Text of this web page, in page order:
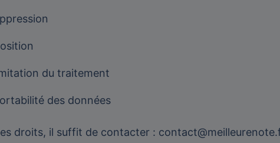
du traitement
des données
droits, il suffit de contacter :